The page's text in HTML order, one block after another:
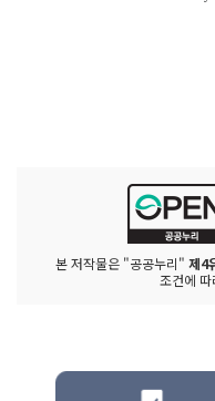
본 저작물은 "공공누리" 제4
조건에